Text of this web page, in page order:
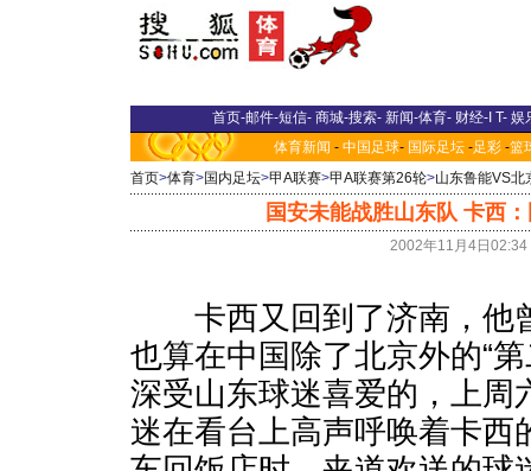
首页-邮件-短信- 商城-搜索- 新闻-体育- 财经-I T- 娱
体育新闻 - 中国足球- 国际足坛 -足彩 -篮
首页>体育>国内足坛>甲A联赛>甲A联赛第26轮>山东鲁能VS北
国安未能战胜山东队 卡西
2002年11月4日
卡西又回到了济南，他
也算在中国除了北京外的“
深受山东球迷喜爱的，上周
迷在看台上高声呼唤着卡西